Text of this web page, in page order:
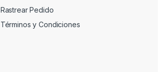
Rastrear Pedido
Términos y Condiciones